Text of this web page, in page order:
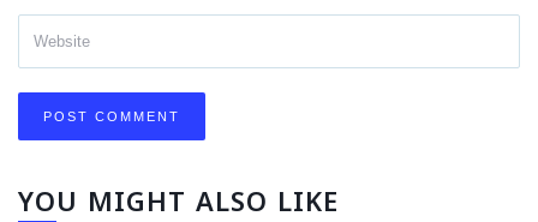
YOU MIGHT ALSO LIKE